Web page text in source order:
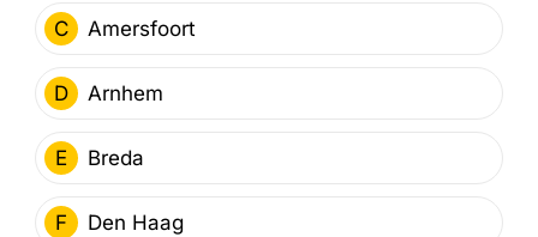
C Amersfoort
D Arnhem
E Breda
F Den Haag